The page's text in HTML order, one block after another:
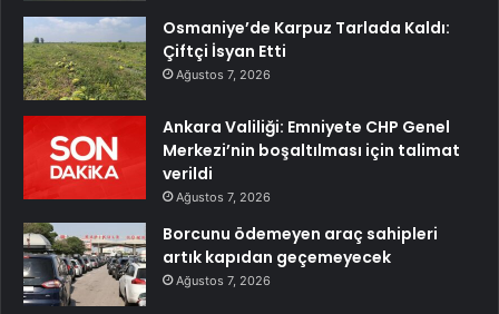
Osmaniye’de Karpuz Tarlada Kaldı:
Çiftçi İsyan Etti
Ağustos 7, 2026
Ankara Valiliği: Emniyete CHP Genel
Merkezi’nin boşaltılması için talimat
verildi
Ağustos 7, 2026
Borcunu ödemeyen araç sahipleri
artık kapıdan geçemeyecek
Ağustos 7, 2026